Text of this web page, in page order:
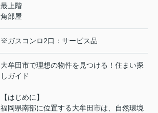
最上階
角部屋
※ガスコンロ2口：サービス品
大牟田市で理想の物件を見つける！住まい探
しガイド
【はじめに】
福岡県南部に位置する大牟田市は、自然環境